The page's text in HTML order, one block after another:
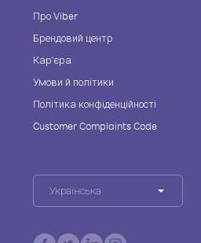
Про Viber
Брендовий центр
Кар'єра
Умови й політики
Політика конфіденційності
Customer Complaints Code
Українська